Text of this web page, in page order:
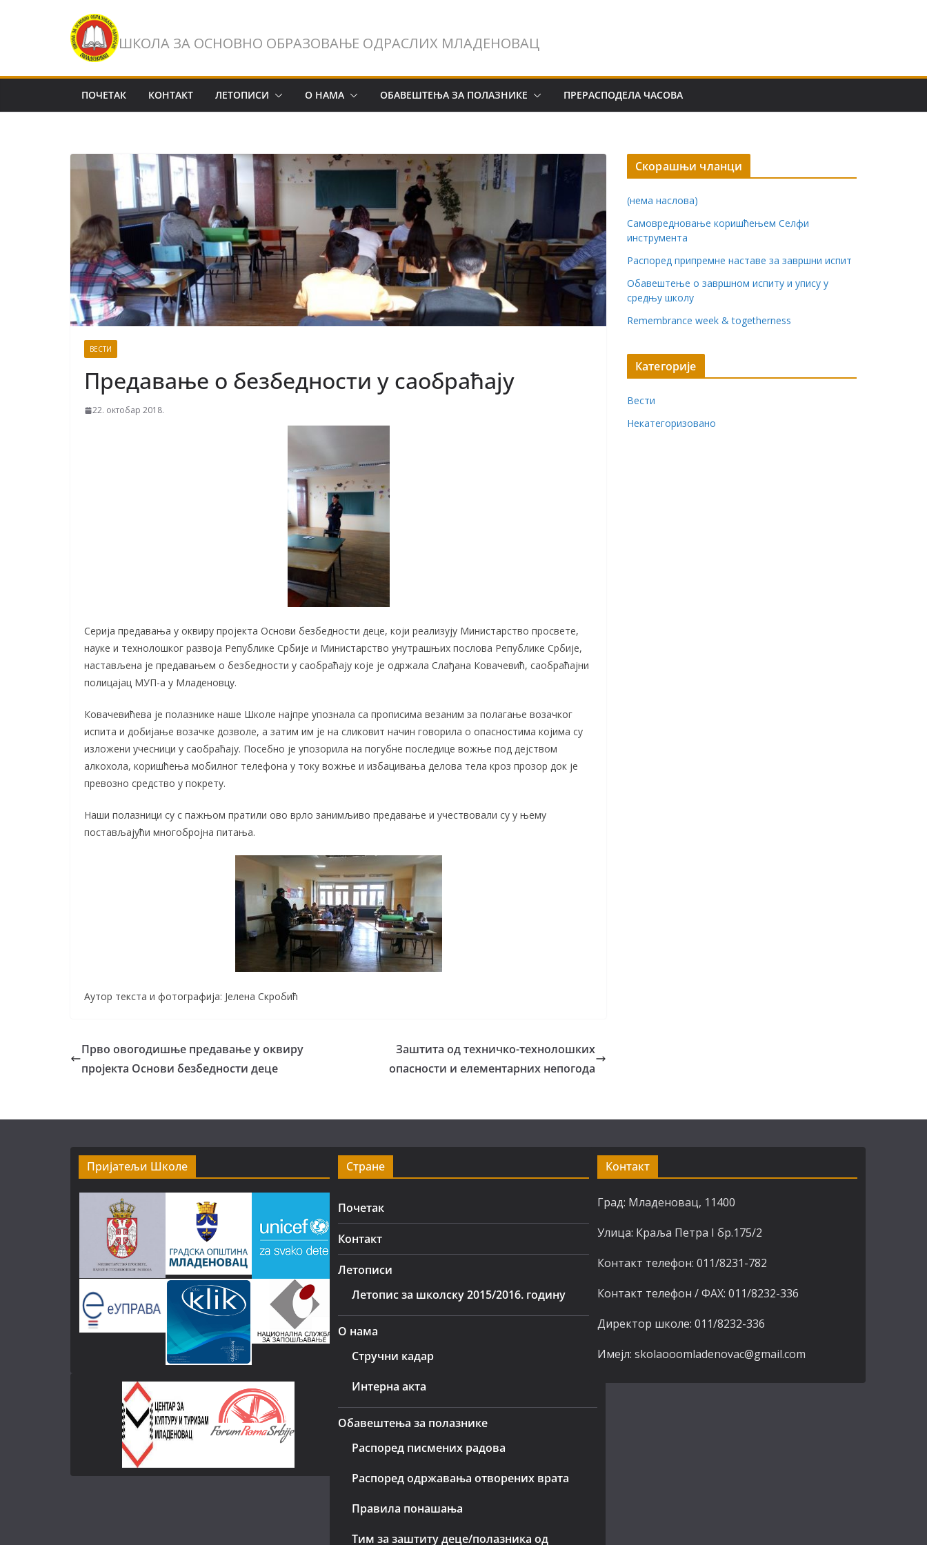
ШКОЛА ЗА ОСНОВНО ОБРАЗОВАЊЕ ОДРАСЛИХ МЛАДЕНОВАЦ
ПОЧЕТАК КОНТАКТ ЛЕТОПИСИ О НАМА ОБАВЕШТЕЊА ЗА ПОЛАЗНИКЕ ПРЕРАСПОДЕЛА ЧАСОВА
ВЕСТИ
Предавање о безбедности у саобраћају
22. октобар 2018.
Серија предавања у оквиру пројекта Основи безбедности деце, који реализују Министарство просвете,
науке и технолошког развоја Републике Србије и Министарство унутрашњих послова Републике Србије,
настављена је предавањем о безбедности у саобраћају које је одржала Слађана Ковачевић, саобраћајни
полицајац МУП-а у Младеновцу.
Ковачевићева је полазнике наше Школе најпре упознала са прописима везаним за полагање возачког
испита и добијање возачке дозволе, а затим им је на сликовит начин говорила о опасностима којима су
изложени учесници у саобраћају. Посебно је упозорила на погубне последице вожње под дејством
алкохола, коришћења мобилног телефона у току вожње и избацивања делова тела кроз прозор док је
превозно средство у покрету.
Наши полазници су с пажњом пратили ово врло занимљиво предавање и учествовали су у њему
постављајући многобројна питања.
Аутор текста и фотографија: Јелена Скробић
Прво овогодишње предавање у оквиру
пројекта Основи безбедности деце
Заштита од техничко-технолошких
опасности и елементарних непогода
Скорашњи чланци
(нема наслова)
Самовредновање коришћењем Селфи
инструмента
Распоред припремне наставе за завршни испит
Обавештење о завршном испиту и упису у
средњу школу
Remembrance week & togetherness
Категорије
Вести
Некатегоризовано
Пријатељи Школе Стране
Почетак
Контакт
Летописи
Летопис за школску 2015/2016. годину
О нама
Стручни кадар
Интерна акта
Обавештења за полазнике
Распоред писмених радова
Распоред одржавања отворених врата
Правила понашања
Тим за заштиту деце/полазника од
Контакт
Град: Младеновац, 11400
Улица: Краља Петра I бр.175/2
Контакт телефон: 011/8231-782
Контакт телефон / ФАХ: 011/8232-336
Директор школе: 011/8232-336
Имејл: skolaooomladenovac@gmail.com